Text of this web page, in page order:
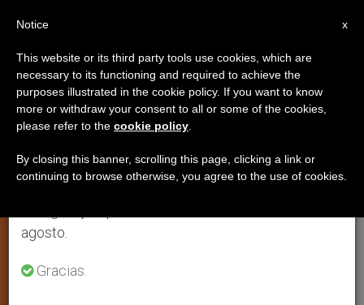
Irán: 80 latigazos a cuatro
cristianos por beber vino en la
eucaristía
El juicio está motivado por el consumo
parabólica
×
Aviso importante
Del 27 de julio al 7 de agosto haremos la pausa
anual, aprovechando que en el periodo de verano
se generan menos informaciones y también el
agosto.
Gracias.
x
Notice
This website or its third party tools use cookies, which are
necessary to its functioning and required to achieve the
purposes illustrated in the cookie policy. If you want to know
more or withdraw your consent to all or some of the cookies,
please refer to the cookie policy
By closing this banner, scrolling this page, clicking a link or
continuing to browse otherwise, you agree to the use of cookies.